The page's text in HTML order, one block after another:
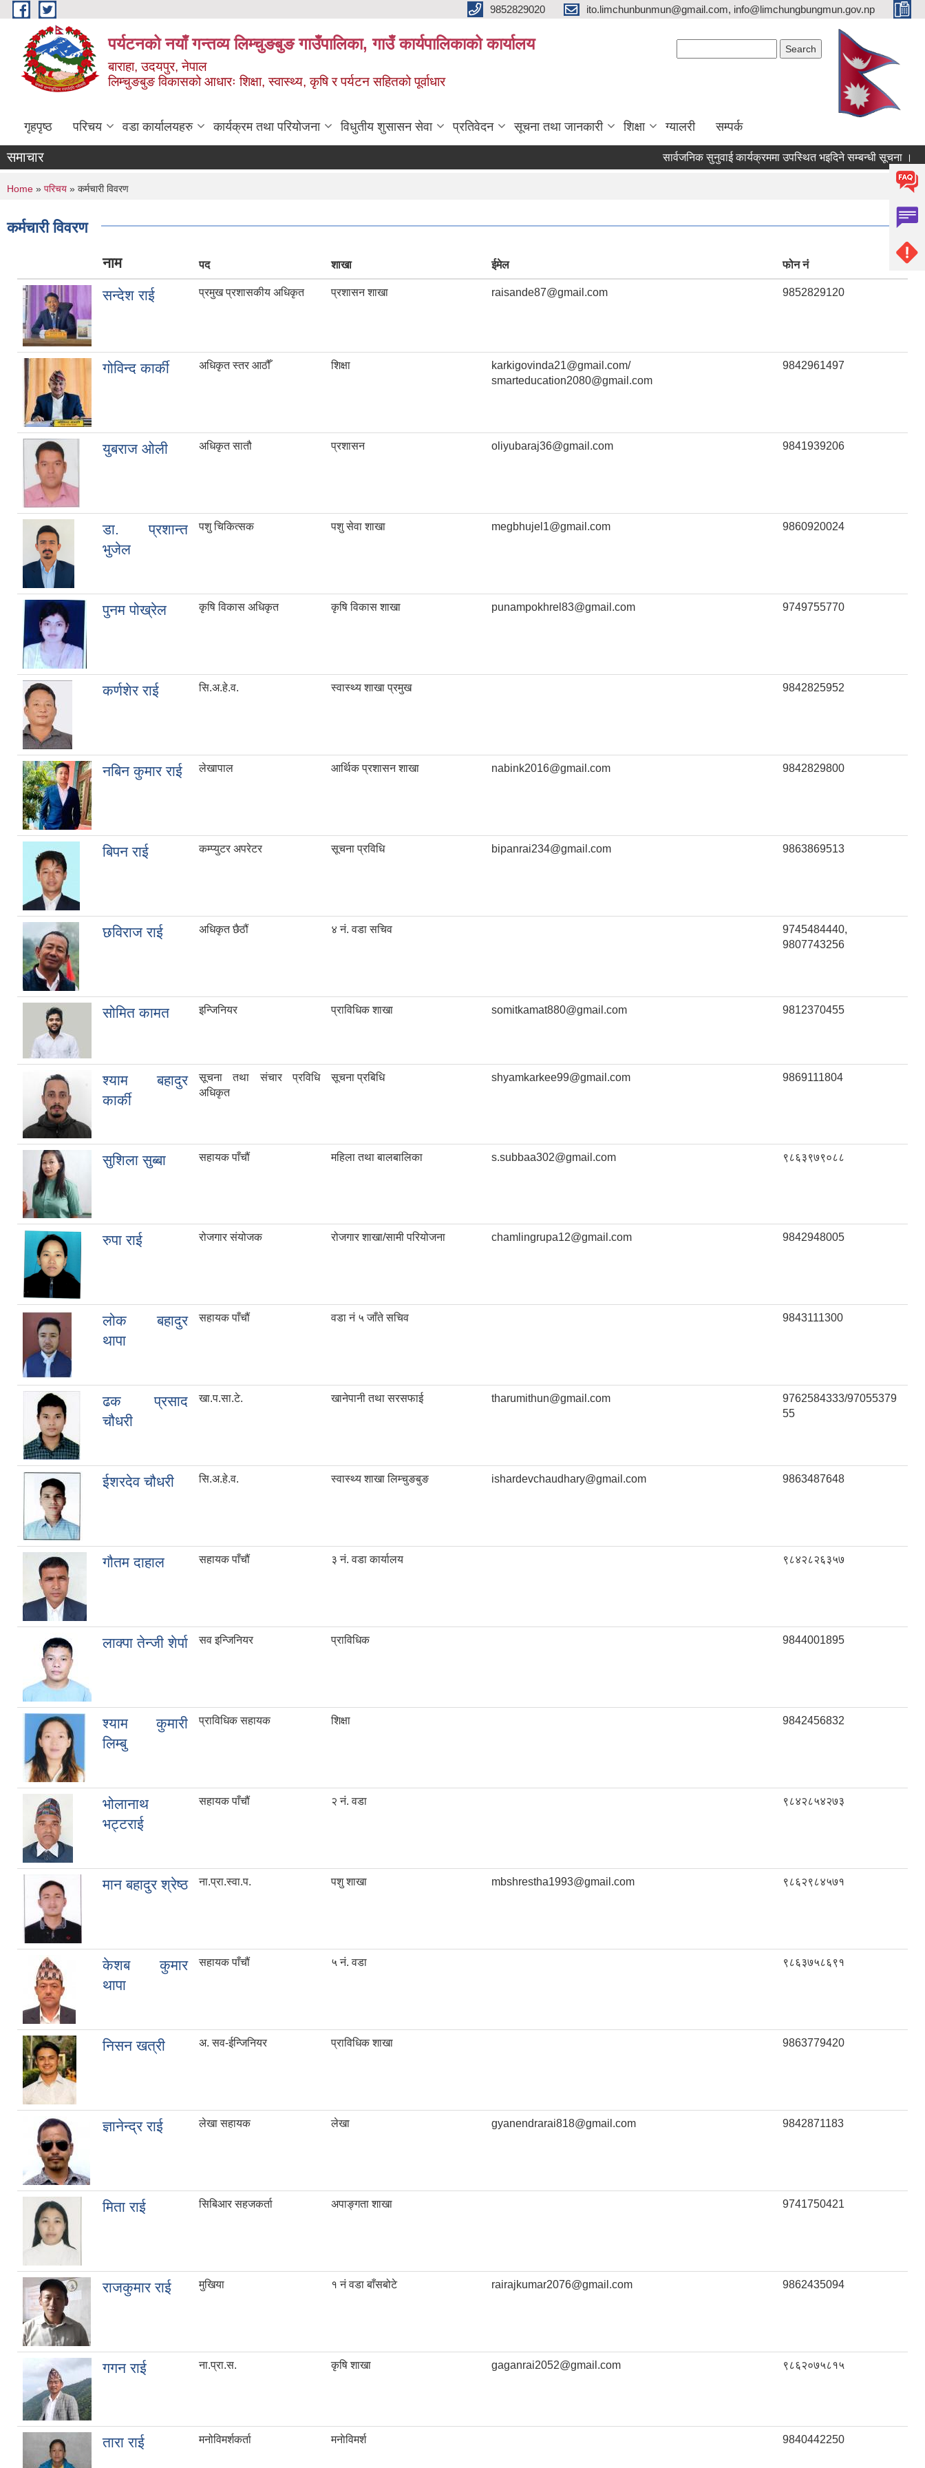
Skip to main content 9852829020 ito.limchunbunmun@gmail.com, info@limchungbungmun.gov.np
पर्यटनको नयाँ गन्तव्य लिम्चुङबुङ गाउँपालिका, गाउँ कार्यपालिकाको कार्यालय
बाराहा, उदयपुर, नेपाल
लिम्चुङबुङ विकासको आधारः शिक्षा, स्वास्थ्य, कृषि र पर्यटन सहितको पूर्वाधार
गृहपृष्ठ परिचय वडा कार्यालयहरु कार्यक्रम तथा परियोजना विधुतीय शुसासन सेवा प्रतिवेदन सूचना तथा जानकारी शिक्षा ग्यालरी सम्पर्क
समाचार सार्वजनिक सुनुवाई कार्यक्रममा उपस्थित भइदिने सम्बन्धी सूचना ।
You are here
Home » परिचय » कर्मचारी विवरण
कर्मचारी विवरण
नाम पद शाखा ईमेल फोन नं
सन्देश राई प्रमुख प्रशासकीय अधिकृत प्रशासन शाखा raisande87@gmail.com 9852829120
गोविन्द कार्की अधिकृत स्तर आठौँ शिक्षा
karkigovinda21@gmail.com/
smarteducation2080@gmail.com
9842961497
युबराज ओली अधिकृत सातौ प्रशासन oliyubaraj36@gmail.com 9841939206
डा. प्रशान्त
भुजेल
पशु चिकित्सक पशु सेवा शाखा megbhujel1@gmail.com 9860920024
पुनम पोख्रेल कृषि विकास अधिकृत कृषि विकास शाखा punampokhrel83@gmail.com 9749755770
कर्णशेर राई सि.अ.हे.व. स्वास्थ्य शाखा प्रमुख 9842825952
नबिन कुमार राई लेखापाल आर्थिक प्रशासन शाखा nabink2016@gmail.com 9842829800
बिपन राई कम्प्युटर अपरेटर सूचना प्रविधि bipanrai234@gmail.com 9863869513
छविराज राई अधिकृत छैठौं ४ नं. वडा सचिव
9745484440,
9807743256
सोमित कामत इन्जिनियर प्राविधिक शाखा somitkamat880@gmail.com 9812370455
श्याम बहादुर
कार्की
सूचना तथा संचार प्रविधि
अधिकृत
सूचना प्रबिधि shyamkarkee99@gmail.com 9869111804
सुशिला सुब्बा सहायक पाँचौं महिला तथा बालबालिका s.subbaa302@gmail.com ९८६३९७९०८८
रुपा राई रोजगार संयोजक रोजगार शाखा/सामी परियोजना chamlingrupa12@gmail.com 9842948005
लोक बहादुर
थापा
सहायक पाँचौं वडा नं ५ जाँते सचिव 9843111300
ढक प्रसाद
चौधरी
खा.प.सा.टे. खानेपानी तथा सरसफाई tharumithun@gmail.com
9762584333/97055379
55
ईशरदेव चौधरी सि.अ.हे.व. स्वास्थ्य शाखा लिम्चुङबुङ ishardevchaudhary@gmail.com 9863487648
गौतम दाहाल सहायक पाँचौं ३ नं. वडा कार्यालय ९८४२८२६३५७
लाक्पा तेन्जी शेर्पा सव इन्जिनियर प्राविधिक 9844001895
श्याम कुमारी
लिम्बु
प्राविधिक सहायक शिक्षा 9842456832
भोलानाथ
भट्टराई
सहायक पाँचौं २ नं. वडा ९८४२८५४२७३
मान बहादुर श्रेष्ठ ना.प्रा.स्वा.प. पशु शाखा mbshrestha1993@gmail.com ९८६२९८४५७१
केशब कुमार
थापा
सहायक पाँचौं ५ नं. वडा ९८६३७५८६९१
निसन खत्री अ. सव-ईन्जिनियर प्राविधिक शाखा 9863779420
ज्ञानेन्द्र राई लेखा सहायक लेखा gyanendrarai818@gmail.com 9842871183
मिता राई सिबिआर सहजकर्ता अपाङ्गता शाखा 9741750421
राजकुमार राई मुखिया १ नं वडा बाँसबोटे rairajkumar2076@gmail.com 9862435094
गगन राई ना.प्रा.स. कृषि शाखा gaganrai2052@gmail.com ९८६२०७५८१५
तारा राई मनोविमर्शकर्ता मनाेविमर्श 9840442250